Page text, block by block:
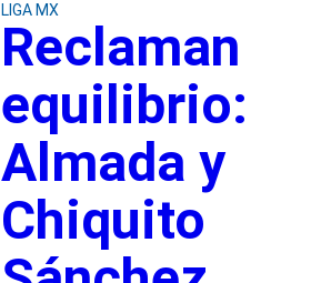
LIGA MX
Reclaman
equilibrio:
Almada y
Chiquito